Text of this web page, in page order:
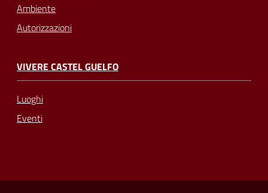
Ambiente
Autorizzazioni
VIVERE CASTEL GUELFO
Luoghi
Eventi